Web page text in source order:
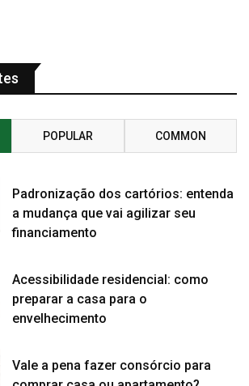
POPULAR COMMON
Padronização dos cartórios: entenda
a mudança que vai agilizar seu
financiamento
Acessibilidade residencial: como
preparar a casa para o
envelhecimento
Vale a pena fazer consórcio para